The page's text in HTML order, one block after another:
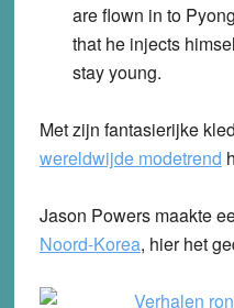
are flown in to
that he injects
stay young.
Met zijn fantasierijke
wereldwijde modetrend
Jason Powers maakte
Noord-Korea, hier het